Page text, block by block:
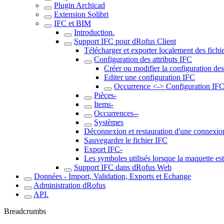
Plugin Archicad
Extension Solibri
IFC et BIM
Introduction.
Support IFC pour dRofus Client
Télécharger et exporter localement des
Configuration des attributs IFC
Créer ou modifier la configuration
Editer une configuration IFC
Occurrence <-> Configuration
Pièces-
Items-
Occurrences--
Systèmes
Déconnexion et restauration d'une
Sauvegarder le fichier IFC
Export IFC-
Les symboles utilisés lorsque la maquette
Support IFC dans dRofus Web
Données - Import, Validation, Exports et Echange
Administration dRofus
API.
Breadcrumbs